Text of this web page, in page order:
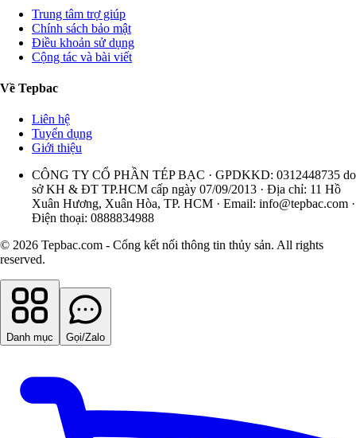
Trung tâm trợ giúp
Chính sách bảo mật
Điều khoản sử dụng
Cộng tác và bài viết
Về Tepbac
Liên hệ
Tuyển dụng
Giới thiệu
CÔNG TY CỔ PHẦN TÉP BẠC · GPDKKD: 0312448735 do
sở KH & ĐT TP.HCM cấp ngày 07/09/2013 · Địa chỉ: 11 Hồ
Xuân Hương, Xuân Hòa, TP. HCM · Email: info@tepbac.com ·
Điện thoại: 0888834988
© 2026 Tepbac.com - Cổng kết nối thông tin thủy sản. All rights
reserved.
Danh mục Gọi/Zalo